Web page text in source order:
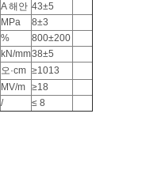
A 해안 43±5
MPa
8±3
%
800±200
kN/mm38±5
오·cm ≥1013
MV/m ≥18
/ ≤ 8